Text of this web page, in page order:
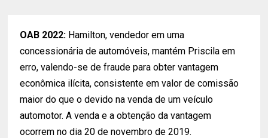
OAB 2022: Hamilton, vendedor em uma
concessionária de automóveis, mantém Priscila em
erro, valendo-se de fraude para obter vantagem
econômica ilícita, consistente em valor de comissão
maior do que o devido na venda de um veículo
automotor. A venda e a obtenção da vantagem
ocorrem no dia 20 de novembro de 2019.